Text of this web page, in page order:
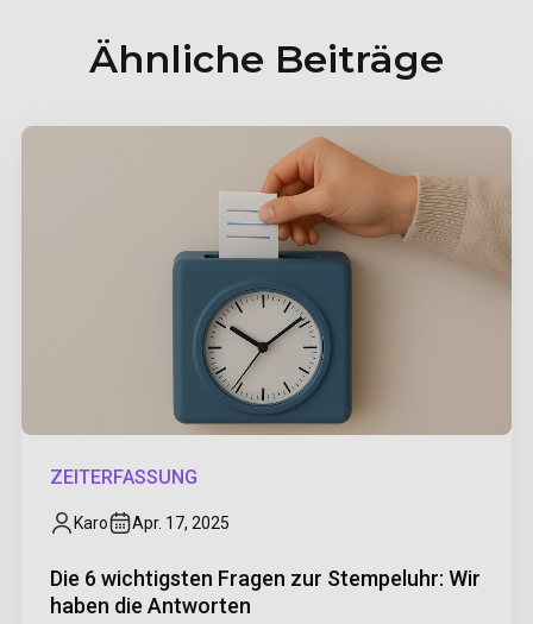
Ähnliche Beiträge
ZEITERFASSUNG
Karo Apr. 17, 2025
Die 6 wichtigsten Fragen zur Stempeluhr: Wir
haben die Antworten